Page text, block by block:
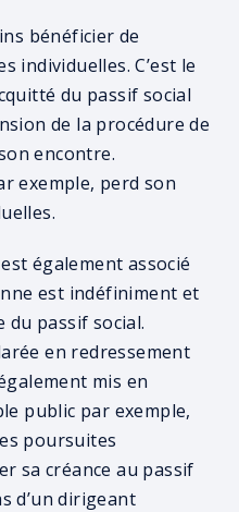
bénéficier de
individuelles. C’est le
du passif social
de la procédure de
encontre.
exemple, perd son
également associé
est indéfiniment et
passif social.
en redressement
mis en
public par exemple,
poursuites
sa créance au passif
d’un dirigeant